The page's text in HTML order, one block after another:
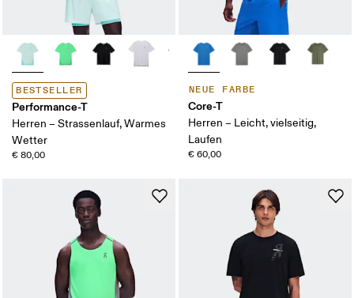
BESTSELLER
Performance-T
Herren – Strassenlauf, Warmes
Wetter
€ 80,00
NEUE FARBE
Core-T
Herren – Leicht, vielseitig,
Laufen
€ 60,00